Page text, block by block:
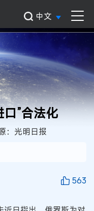
中文
”合法化
：光明日报
563